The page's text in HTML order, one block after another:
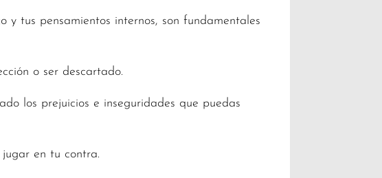
tus pensamientos internos, son fundamentales
o ser descartado.
los prejuicios e inseguridades que puedas
en tu contra.